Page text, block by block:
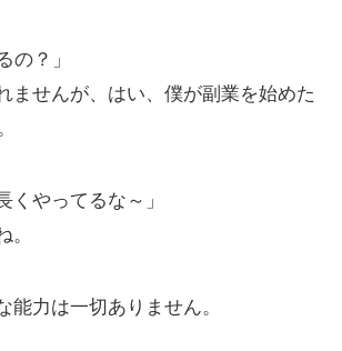
の？」
ませんが、はい、僕が副業を始めた
くやってるな～」
。
能力は一切ありません。